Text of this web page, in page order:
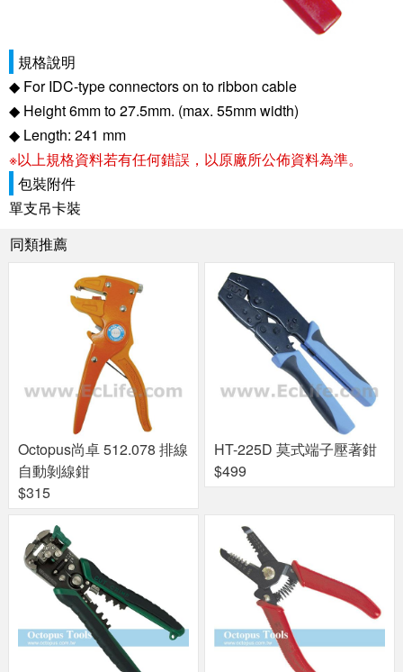
規格說明
◆ For IDC-type connectors on to ribbon cable
◆ Height 6mm to 27.5mm. (max. 55mm width)
◆ Length: 241 mm
※以上規格資料若有任何錯誤，以原廠所公佈資料為準。
包裝附件
單支吊卡裝
同類推薦
Octopus尚卓 512.078 排線
自動剝線鉗
$315
HT-225D 莫式端子壓著鉗
$499